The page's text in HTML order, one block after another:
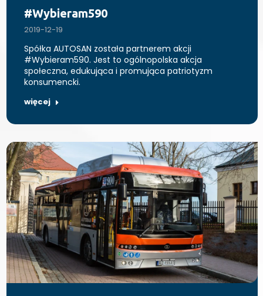
#Wybieram590
2019-12-19
Spółka AUTOSAN została partnerem akcji
#Wybieram590. Jest to ogólnopolska akcja
społeczna, edukująca i promująca patriotyzm
konsumencki.
więcej